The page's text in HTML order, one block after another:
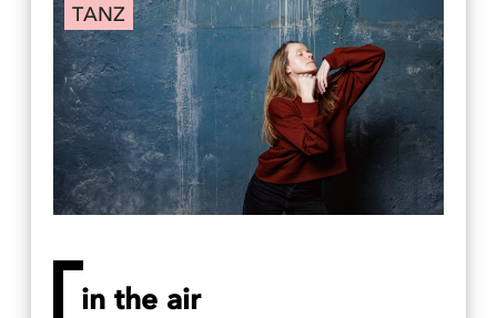
TANZ
in the air